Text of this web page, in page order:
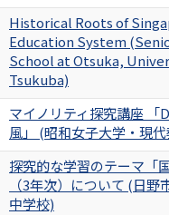
Historical Roots of
Education System
School at Otsuka,
Tsukuba)
マイノリティ探究講座 「
風」 (昭和女子大学・現
探究的な学習のテーマ「
（3年次）について (日野
中学校)